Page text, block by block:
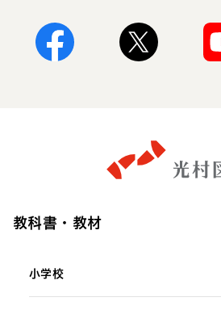
教科書・教材
小学校